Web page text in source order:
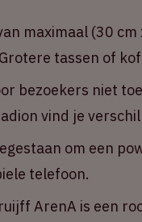
maximaal (30
tassen of
bezoekers niet
vind je
om een
telefoon.
ArenA is een